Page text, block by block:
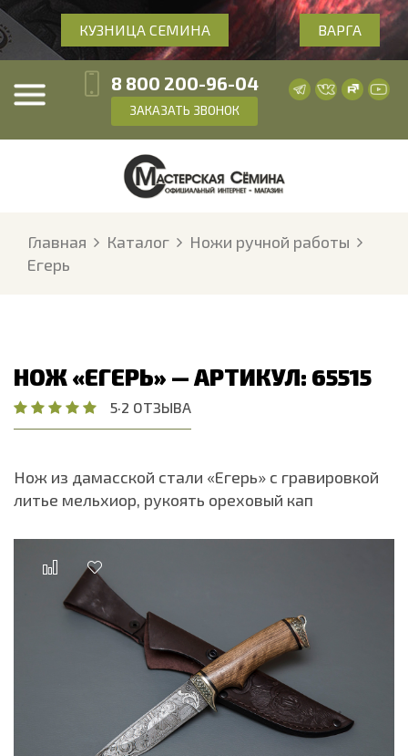
КУЗНИЦА СЕМИНА ВАРГА
8 800 200-96-04
ЗАКАЗАТЬ ЗВОНОК
Главная Каталог
Ножи ручной работы
Егерь
НОЖ «ЕГЕРЬ» — АРТИКУЛ: 65515
5·2 ОТЗЫВА
Нож из дамасской стали «Егерь» с гравировкой
литье мельхиор, рукоять ореховый кап